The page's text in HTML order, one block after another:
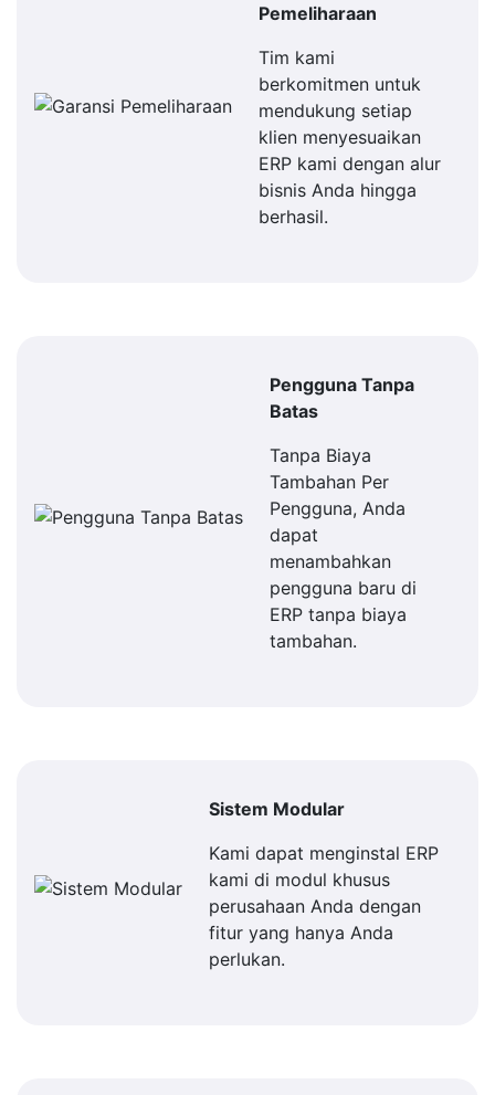
Pemeliharaan
Tim kami
berkomitmen untuk
mendukung setiap
klien menyesuaikan
ERP kami dengan alur
bisnis Anda hingga
berhasil.
Pengguna Tanpa
Batas
Tanpa Biaya
Tambahan Per
Pengguna, Anda
dapat
menambahkan
pengguna baru di
ERP tanpa biaya
tambahan.
Sistem Modular
Kami dapat menginstal ERP
kami di modul khusus
perusahaan Anda dengan
fitur yang hanya Anda
perlukan.